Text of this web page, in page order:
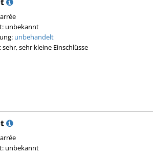
unbekannt
unbehandelt
sehr, sehr kleine Einschlüsse
unbekannt